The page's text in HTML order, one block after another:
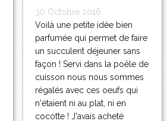
30 Octobre 2016
Voilà une petite idée bien
parfumée qui permet de faire
un succulent déjeuner sans
façon ! Servi dans la poêle de
cuisson nous nous sommes
régalés avec ces oeufs qui
n'étaient ni au plat, ni en
cocotte ! J'avais acheté